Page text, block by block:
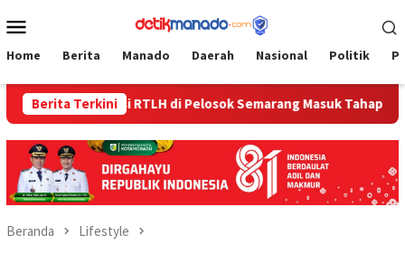
ke
Mobile
Home Berita Manado Daerah Nasional Politik
Berita Terkini
Renovasi RTLH di Pelosok Semarang Masuk Tahap
Beranda Lifestyle